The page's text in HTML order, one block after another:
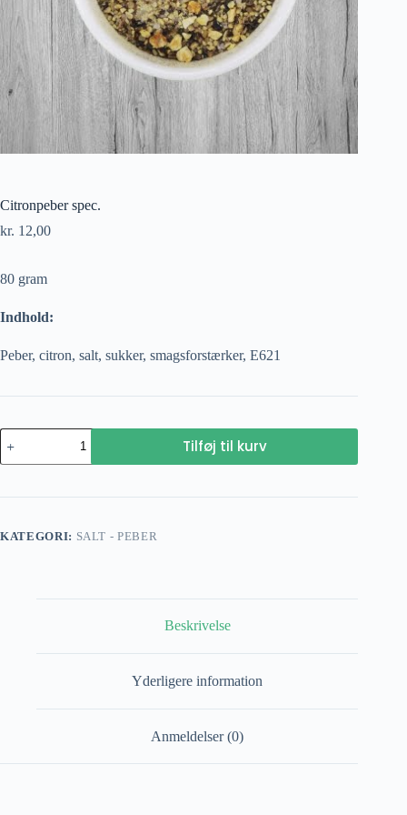
Citronpeber spec.
kr. 12,00
80 gram
Indhold:
Peber, citron, salt, sukker, smagsforstærker, E621
Citronpeber
spec.
antal
Tilføj til kurv
KATEGORI: SALT - PEBER
Beskrivelse
Yderligere information
Anmeldelser (0)